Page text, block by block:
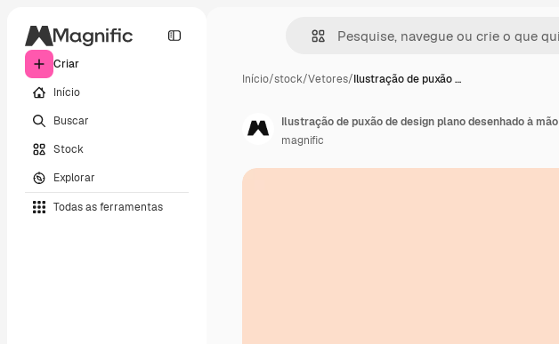
Criar
Início
Buscar
Stock
Explorar
Todas as ferramentas
Início/stock/Vetores/Ilustração de puxão …
Ilustração de puxão de design plano desenhado à mão
magnific